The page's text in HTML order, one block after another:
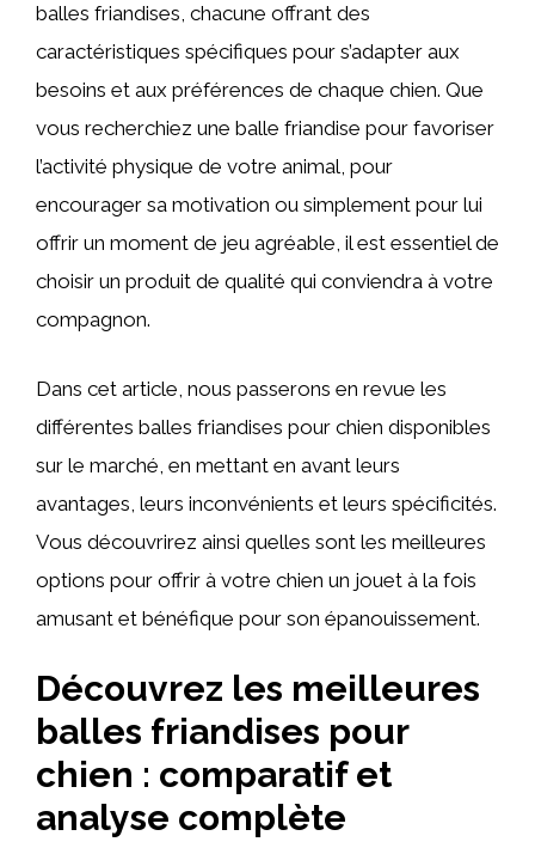
balles friandises, chacune offrant des
caractéristiques spécifiques pour s’adapter aux
besoins et aux préférences de chaque chien. Que
vous recherchiez une balle friandise pour favoriser
l’activité physique de votre animal, pour
encourager sa motivation ou simplement pour lui
offrir un moment de jeu agréable, il est essentiel de
choisir un produit de qualité qui conviendra à votre
compagnon.
Dans cet article, nous passerons en revue les
différentes balles friandises pour chien disponibles
sur le marché, en mettant en avant leurs
avantages, leurs inconvénients et leurs spécificités.
Vous découvrirez ainsi quelles sont les meilleures
options pour offrir à votre chien un jouet à la fois
amusant et bénéfique pour son épanouissement.
Découvrez les meilleures
balles friandises pour
chien : comparatif et
analyse complète